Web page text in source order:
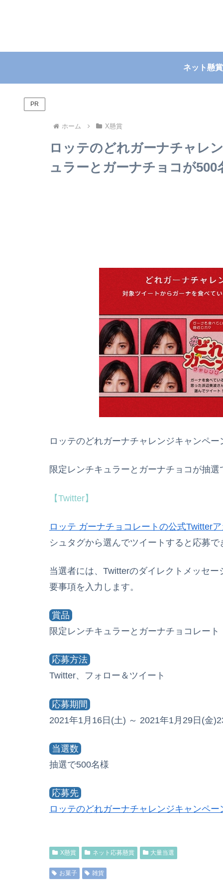
ネット懸賞
PR
ホーム X懸賞
ロッテのどれガーナチャレ
ュラーとガーナチョコが
ロッテのどれガーナチャレンジキャンペ
限定レンチキュラーとガーナチョコが抽
【Twitter】
ロッテ ガーナチョコレートの公式Twitter
シュタグから選んでツイートすると応募で
当選者には、Twitterのダイレクトメッセ
要事項を入力します。
賞品
限定レンチキュラーとガーナチョコレート
応募方法
Twitter、フォロー＆ツイート
応募期間
2021年1月16日(土) ～ 2021年1月29日(金
当選数
抽選で500名様
応募先
ロッテのどれガーナチャレンジキャンペー
X懸賞 ネット応募懸賞 大量当選
お菓子 雑貨